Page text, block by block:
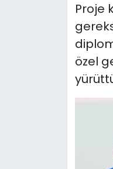
Proje
özel